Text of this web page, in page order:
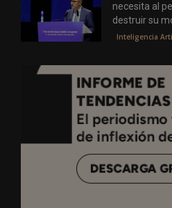
necesita al
destruir su
Inteligencia